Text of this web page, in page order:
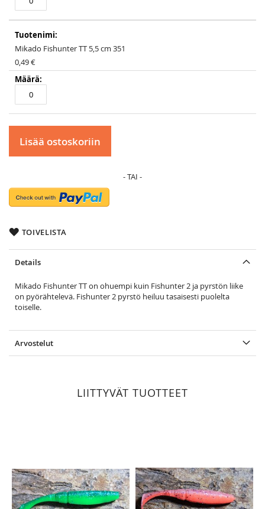
Mikado Fishunter TT 5,5 cm 351
0,49 €
Lisää ostoskoriin
TOIVELISTA
Details
Mikado Fishunter TT on ohuempi kuin Fishunter 2 ja pyrstön liike
on pyörähtelevä. Fishunter 2 pyrstö heiluu tasaisesti puolelta
toiselle.
Arvostelut
LIITTYVÄT TUOTTEET